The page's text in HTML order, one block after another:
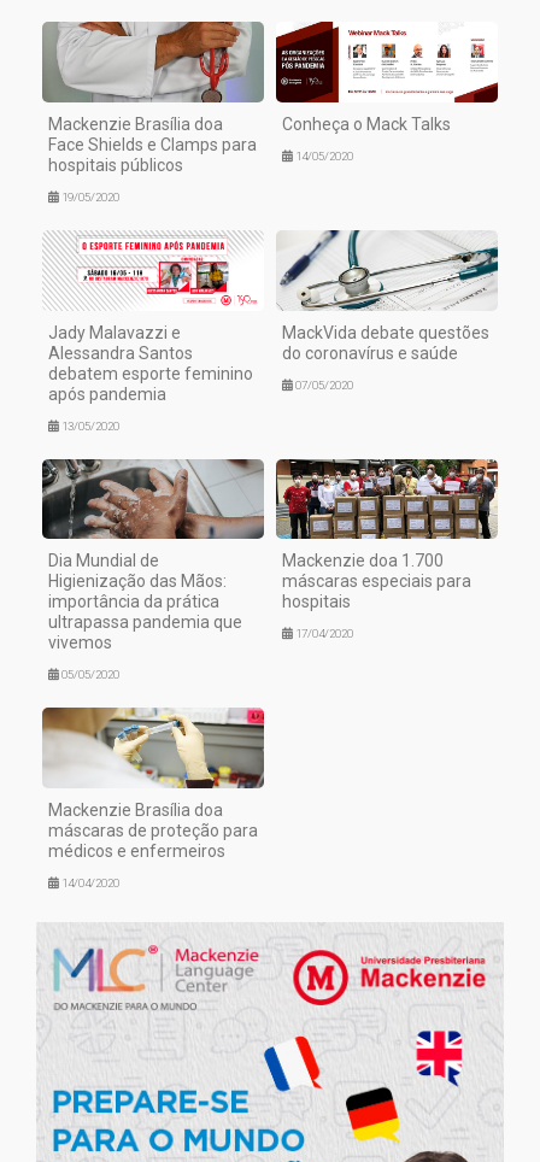
Mackenzie Brasília doa
Face Shields e Clamps para
hospitais públicos
19/05/2020
Conheça o Mack Talks
14/05/2020
Jady Malavazzi e
Alessandra Santos
debatem esporte feminino
após pandemia
13/05/2020
MackVida debate questões
do coronavírus e saúde
07/05/2020
Dia Mundial de
Higienização das Mãos:
importância da prática
ultrapassa pandemia que
vivemos
05/05/2020
Mackenzie doa 1.700
máscaras especiais para
hospitais
17/04/2020
Mackenzie Brasília doa
máscaras de proteção para
médicos e enfermeiros
14/04/2020